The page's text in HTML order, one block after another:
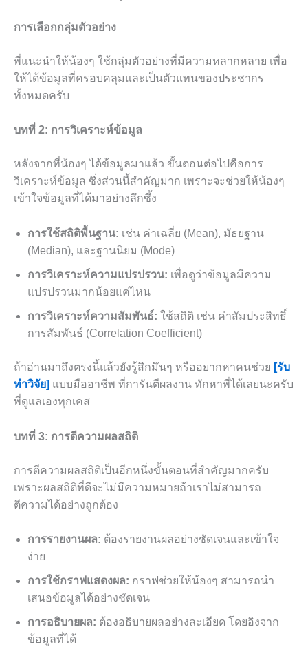
การเลือกกลุ่มตัวอย่าง
พี่แนะนำให้น้องๆ ใช้กลุ่มตัวอย่างที่มีความหลากหลาย เพื่อ
ให้ได้ข้อมูลที่ครอบคลุมและเป็นตัวแทนของประชากร
ทั้งหมดครับ
บทที่ 2: การวิเคราะห์ข้อมูล
หลังจากที่น้องๆ ได้ข้อมูลมาแล้ว ขั้นตอนต่อไปคือการ
วิเคราะห์ข้อมูล ซึ่งส่วนนี้สำคัญมาก เพราะจะช่วยให้น้องๆ
เข้าใจข้อมูลที่ได้มาอย่างลึกซึ้ง
การใช้สถิติพื้นฐาน: เช่น ค่าเฉลี่ย (Mean), มัธยฐาน
(Median), และฐานนิยม (Mode)
การวิเคราะห์ความแปรปรวน: เพื่อดูว่าข้อมูลมีความ
แปรปรวนมากน้อยแค่ไหน
การวิเคราะห์ความสัมพันธ์: ใช้สถิติ เช่น ค่าสัมประสิทธิ์
การสัมพันธ์ (Correlation Coefficient)
ถ้าอ่านมาถึงตรงนี้แล้วยังรู้สึกมึนๆ หรืออยากหาคนช่วย [รับ
ทำวิจัย] แบบมืออาชีพ ที่การันตีผลงาน ทักหาพี่ได้เลยนะครับ
พี่ดูแลเองทุกเคส
บทที่ 3: การตีความผลสถิติ
การตีความผลสถิติเป็นอีกหนึ่งขั้นตอนที่สำคัญมากครับ
เพราะผลสถิติที่ดีจะไม่มีความหมายถ้าเราไม่สามารถ
ตีความได้อย่างถูกต้อง
การรายงานผล: ต้องรายงานผลอย่างชัดเจนและเข้าใจ
ง่าย
การใช้กราฟแสดงผล: กราฟช่วยให้น้องๆ สามารถนำ
เสนอข้อมูลได้อย่างชัดเจน
การอธิบายผล: ต้องอธิบายผลอย่างละเอียด โดยอิงจาก
ข้อมูลที่ได้